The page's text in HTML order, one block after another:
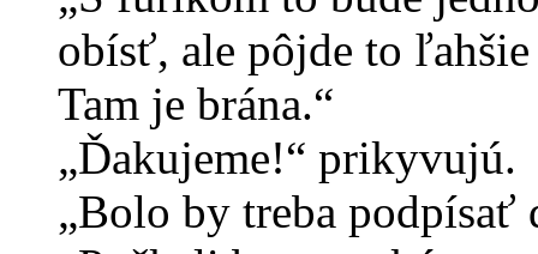
obísť, ale pôjde to
Tam je brána.“
„Ďakujeme!“ prikyvujú.
„Bolo by treba podpísať